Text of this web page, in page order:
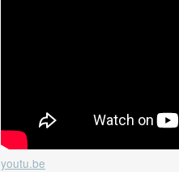
youtu.be